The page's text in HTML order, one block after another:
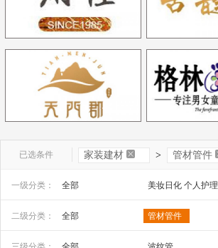
已选条件 家装建材 > 管材管件
一级分类： 全部 美妆日化 个人护理
安全防护 五金工具
家装建材
二级分类： 全部 管材管件